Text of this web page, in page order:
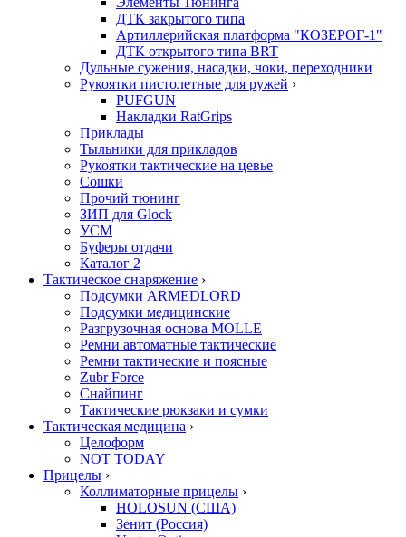
ДТК закрытого типа
Артиллерийская платформа "КОЗЕРОГ-1"
ДТК открытого типа BRT
Дульные сужения, насадки, чоки, переходники
Рукоятки пистолетные для ружей ›
PUFGUN
Накладки RatGrips
Приклады
Тыльники для прикладов
Рукоятки тактические на цевье
Сошки
Прочий тюнинг
ЗИП для Glock
УСМ
Буферы отдачи
Каталог 2
Тактическое снаряжение ›
Подсумки ARMEDLORD
Подсумки медицинские
Разгрузочная основа MOLLE
Ремни автоматные тактические
Ремни тактические и поясные
Zubr Force
Снайпинг
Тактические рюкзаки и сумки
Тактическая медицина ›
Целоформ
NOT TODAY
Прицелы ›
Коллиматорные прицелы ›
HOLOSUN (США)
Зенит (Россия)